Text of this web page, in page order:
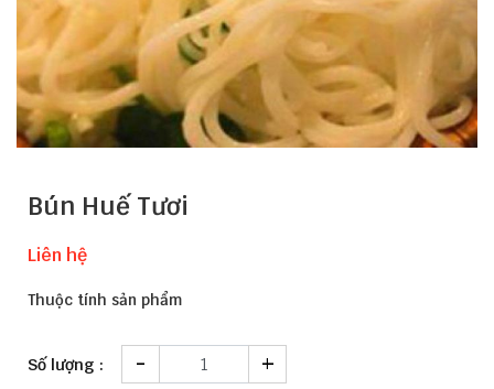
Bún Huế Tươi
Liên hệ
Thuộc tính sản phẩm
Số lượng : - +